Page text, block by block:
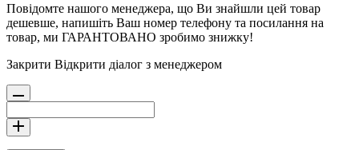
Повідомте нашого менеджера, що Ви знайшли цей товар
дешевше, напишіть Ваш номер телефону та посилання на
товар, ми ГАРАНТОВАНО зробимо знижку!
Закрити Відкрити діалог з менеджером